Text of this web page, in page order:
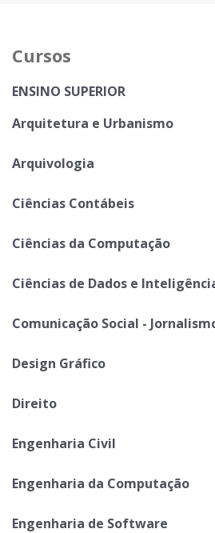
Cursos
ENSINO SUPERIOR
Arquitetura e Urbanismo
Arquivologia
Ciências Contábeis
Ciências da Computação
Ciências de Dados e
Comunicação Social -
Design Gráfico
Direito
Engenharia Civil
Engenharia da Computação
Engenharia de Software